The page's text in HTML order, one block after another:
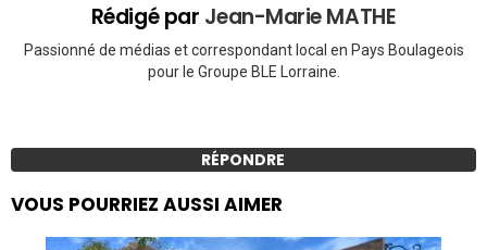
Rédigé par Jean-Marie MATHE
Passionné de médias et correspondant local en Pays Boulageois
pour le Groupe BLE Lorraine.
RÉPONDRE
VOUS POURRIEZ AUSSI AIMER